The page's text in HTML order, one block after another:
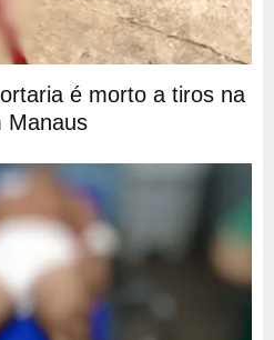
é morto a tiros na
Manaus